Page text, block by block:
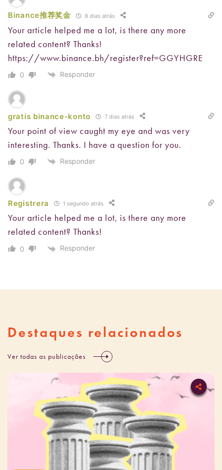
Binance推荐奖金 8 dias atrás
Your article helped me a lot, is there any more
related content? Thanks!
https://www.binance.bh/register?ref=GGYHGRE
0 Responder
gratis binance-konto 7 dias atrás
Your point of view caught my eye and was very
interesting. Thanks. I have a question for you.
0 Responder
Registrera 1 segundo atrás
Your article helped me a lot, is there any more
related content? Thanks!
0 Responder
Destaques relacionados
Ver todas as publicações